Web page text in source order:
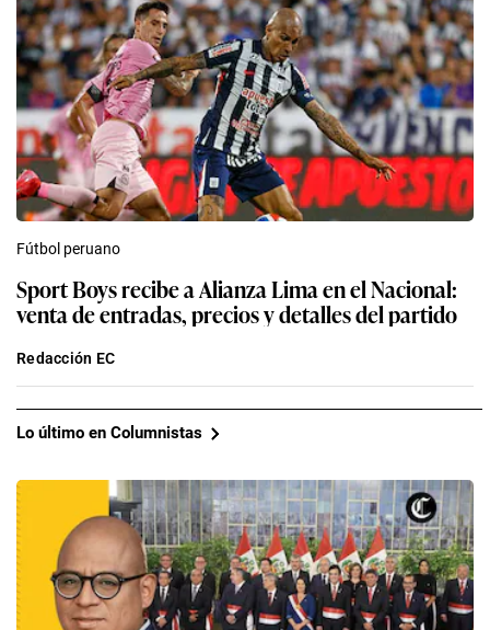
Fútbol peruano
Sport Boys recibe a Alianza Lima en el Nacional:
venta de entradas, precios y detalles del partido
Redacción EC
Lo último en Columnistas